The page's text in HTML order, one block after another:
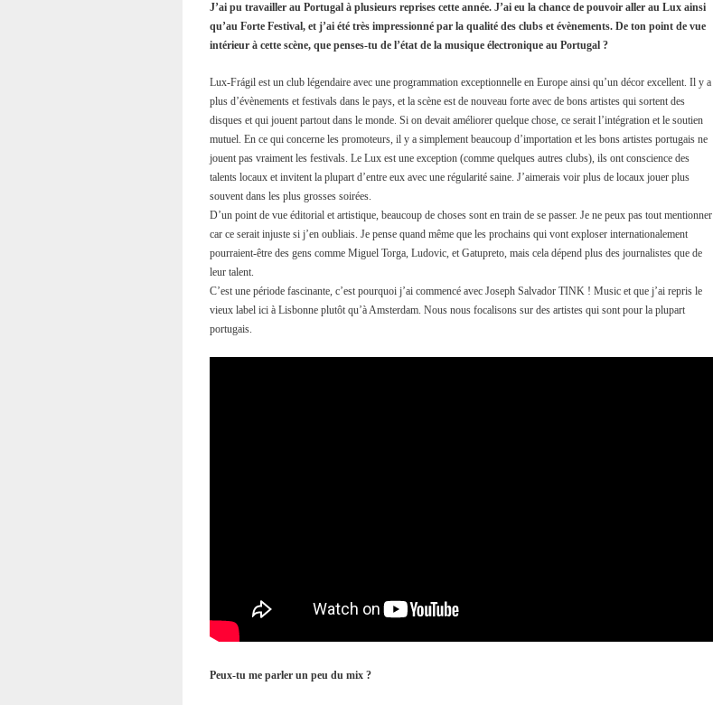
J’ai pu travailler au Portugal à plusieurs reprises cette année. J’ai eu la chance de pouvoir aller au Lux ainsi
qu’au Forte Festival, et j’ai été très impressionné par la qualité des clubs et évènements. De ton point de vue
intérieur à cette scène, que penses-tu de l’état de la musique électronique au Portugal ?
Lux-Frágil est un club légendaire avec une programmation exceptionnelle en Europe ainsi qu’un décor excellent. Il y a
plus d’évènements et festivals dans le pays, et la scène est de nouveau forte avec de bons artistes qui sortent des
disques et qui jouent partout dans le monde. Si on devait améliorer quelque chose, ce serait l’intégration et le soutien
mutuel. En ce qui concerne les promoteurs, il y a simplement beaucoup d’importation et les bons artistes portugais ne
jouent pas vraiment les festivals. Le Lux est une exception (comme quelques autres clubs), ils ont conscience des
talents locaux et invitent la plupart d’entre eux avec une régularité saine. J’aimerais voir plus de locaux jouer plus
souvent dans les plus grosses soirées.
D’un point de vue éditorial et artistique, beaucoup de choses sont en train de se passer. Je ne peux pas tout mentionner
car ce serait injuste si j’en oubliais. Je pense quand même que les prochains qui vont exploser internationalement
pourraient-être des gens comme Miguel Torga, Ludovic, et Gatupreto, mais cela dépend plus des journalistes que de
leur talent.
C’est une période fascinante, c’est pourquoi j’ai commencé avec Joseph Salvador TINK ! Music et que j’ai repris le
vieux label ici à Lisbonne plutôt qu’à Amsterdam. Nous nous focalisons sur des artistes qui sont pour la plupart
portugais.
Peux-tu me parler un peu du mix ?